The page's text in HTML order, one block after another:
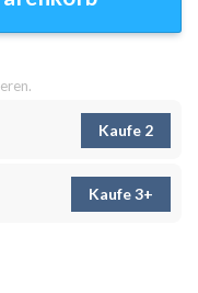
Kaufe 2
Kaufe 3+